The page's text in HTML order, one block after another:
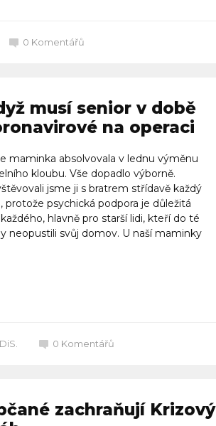
0 Komentářů
musí senior v době
na operaci
maminka absolvovala v lednu výměnu
kloubu. Vše dopadlo výborně.
jsme ji s bratrem střídavě každý
protože psychická podpora je důležitá
hlavně pro starší lidi, kteří do té
neopustili svůj domov. U naší maminky
0 Komentářů
zachraňují Krizový